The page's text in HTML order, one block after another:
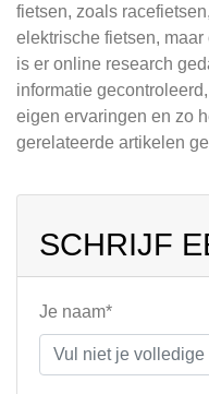
fietsen, zoals
elektrische fietsen,
is er online research
informatie
eigen ervaringen en zo
gerelateerde artikelen
SCHRIJF
Je naam*